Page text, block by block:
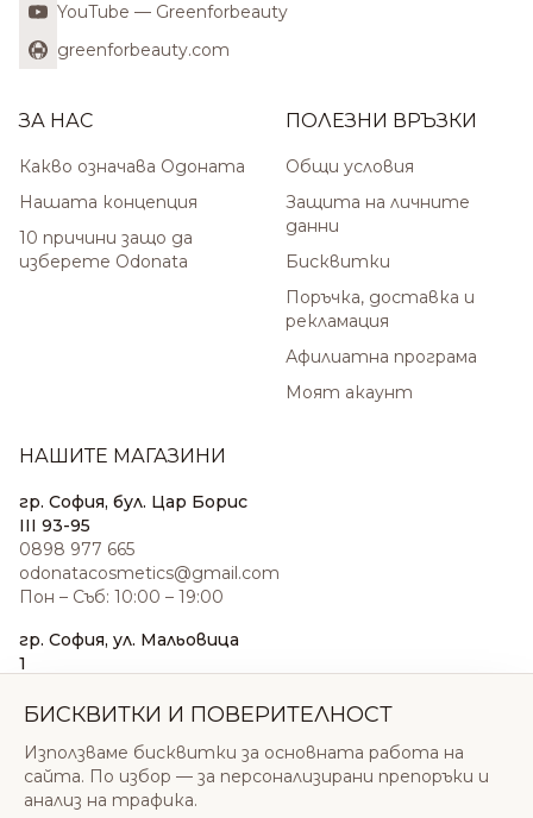
YouTube — Greenforbeauty
greenforbeauty.com
ЗА НАС
Какво означава Одоната
Нашата концепция
10 причини защо да
изберете Odonata
ПОЛЕЗНИ ВРЪЗКИ
Общи условия
Защита на личните
данни
Бисквитки
Поръчка, доставка и
рекламация
Афилиатна програма
Моят акаунт
НАШИТЕ МАГАЗИНИ
гр. София, бул. Цар Борис
III 93-95
0898 977 665
odonatacosmetics@gmail.com
Пон – Съб: 10:00 – 19:00
гр. София, ул. Мальовица
1
sales@odonatacosmetics.com
Нед: 11:00 – 18:00
БИСКВИТКИ И ПОВЕРИТЕЛНОСТ
Използваме бисквитки за основната работа на
сайта. По избор — за персонализирани препоръки и
анализ на трафика.